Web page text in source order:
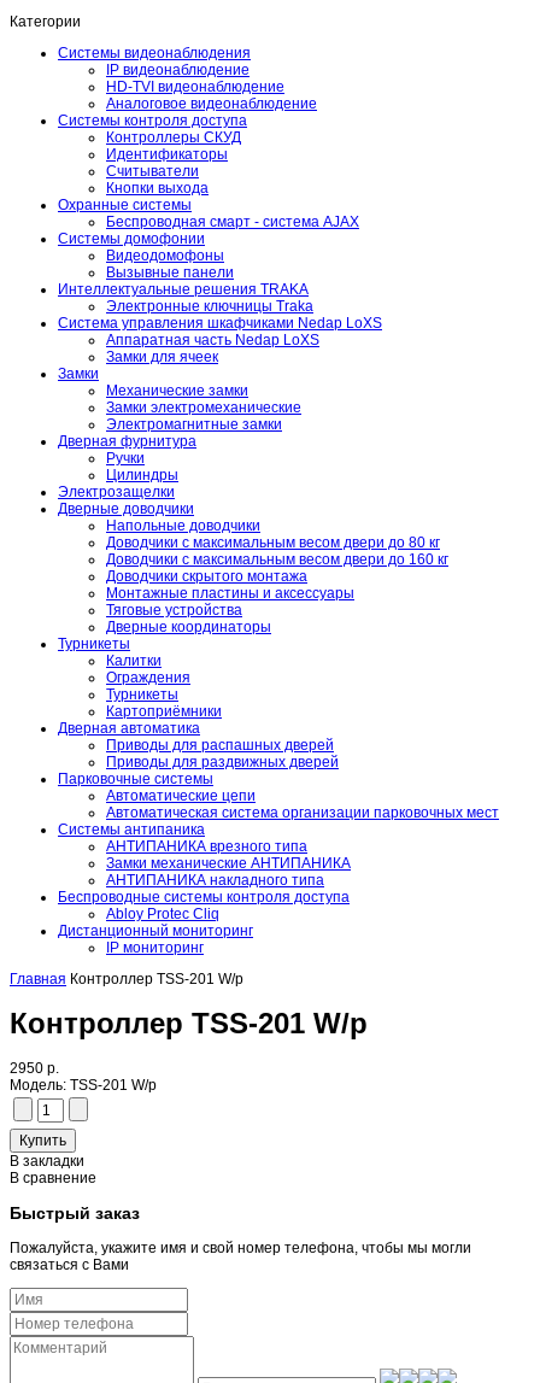
Категории
Системы видеонаблюдения
IP видеонаблюдение
HD-TVI видеонаблюдение
Аналоговое видеонаблюдение
Системы контроля доступа
Контроллеры СКУД
Идентификаторы
Считыватели
Кнопки выхода
Охранные системы
Беспроводная смарт - система AJAX
Системы домофонии
Видеодомофоны
Вызывные панели
Интеллектуальные решения TRAKA
Электронные ключницы Traka
Система управления шкафчиками Nedap LoXS
Аппаратная часть Nedap LoXS
Замки для ячеек
Замки
Механические замки
Замки электромеханические
Электромагнитные замки
Дверная фурнитура
Ручки
Цилиндры
Электрозащелки
Дверные доводчики
Напольные доводчики
Доводчики с максимальным весом двери до 80 кг
Доводчики с максимальным весом двери до 160 кг
Доводчики скрытого монтажа
Монтажные пластины и аксессуары
Тяговые устройства
Дверные координаторы
Турникеты
Калитки
Ограждения
Турникеты
Картоприёмники
Дверная автоматика
Приводы для распашных дверей
Приводы для раздвижных дверей
Парковочные системы
Автоматические цепи
Автоматическая система организации парковочных мест
Системы антипаника
АНТИПАНИКА врезного типа
Замки механические АНТИПАНИКА
АНТИПАНИКА накладного типа
Беспроводные системы контроля доступа
Abloy Protec Cliq
Дистанционный мониторинг
IP мониторинг
Главная Контроллер TSS-201 W/p
Контроллер TSS-201 W/p
2950 р.
Модель: TSS-201 W/p
В закладки
В сравнение
Быстрый заказ
Пожалуйста, укажите имя и свой номер телефона, чтобы мы могли
связаться с Вами